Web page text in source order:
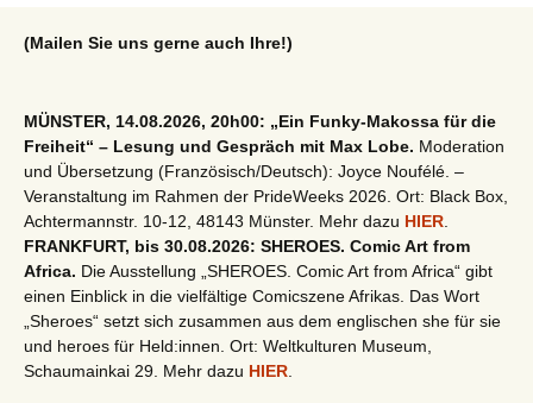
(Mailen Sie uns gerne auch Ihre!)
MÜNSTER, 14.08.2026, 20h00: „Ein Funky-Makossa für die
Freiheit“ – Lesung und Gespräch mit Max Lobe. Moderation
und Übersetzung (Französisch/Deutsch): Joyce Noufélé. –
Veranstaltung im Rahmen der PrideWeeks 2026. Ort: Black Box,
Achtermannstr. 10-12, 48143 Münster. Mehr dazu HIER
FRANKFURT, bis 30.08.2026: SHEROES. Comic Art from
Africa. Die Ausstellung „SHEROES. Comic Art from Africa“ gibt
einen Einblick in die vielfältige Comicszene Afrikas. Das Wort
„Sheroes“ setzt sich zusammen aus dem englischen she für sie
und heroes für Held:innen. Ort: Weltkulturen Museum,
Schaumainkai 29. Mehr dazu HIER